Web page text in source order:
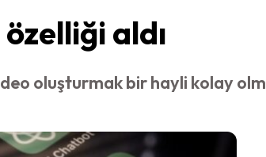
aldı
oluşturmak bir hayli kolay